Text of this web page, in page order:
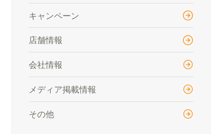
キャンペーン
店舗情報
会社情報
メディア掲載情報
その他